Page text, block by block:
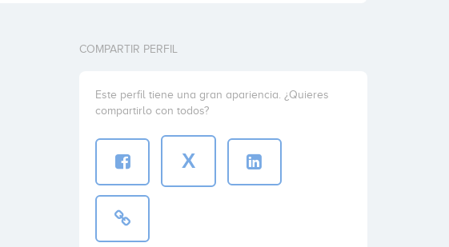
COMPARTIR PERFIL
Este perfil tiene una gran apariencia. ¿Quieres
compartirlo con todos?
X